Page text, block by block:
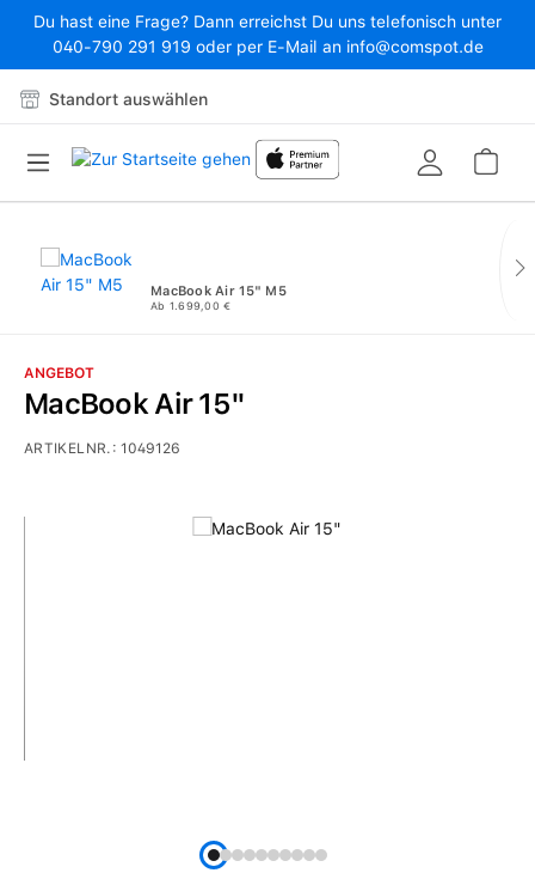
Zum Hauptinhalt springen
Du hast eine Frage? Dann erreichst Du uns telefonisch unter
040-790 291 919 oder per E-Mail an info@comspot.de
Standort auswählen
MacBook Air 15" M5
Ab 1.699,00 €
Bildergalerie überspringen
ANGEBOT
MacBook Air 15"
ARTIKELNR.:1049126